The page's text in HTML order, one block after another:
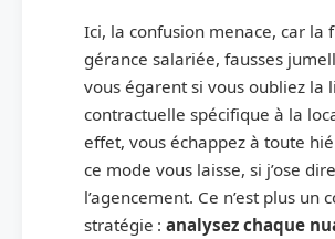
Ici, la confusion menace, car la
gérance salariée, fausses
vous égarent si vous oubliez la
contractuelle spécifique à la
effet, vous échappez à toute
ce mode vous laisse, si j’ose
l’agencement. Ce n’est plus un
stratégie : analysez chaque